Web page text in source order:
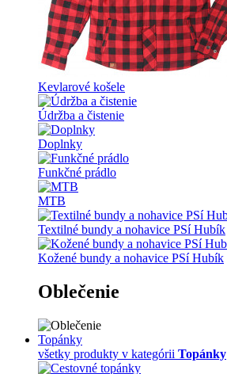
Kevlarové košele
Údržba a čistenie
Doplnky
Funkčné prádlo
MTB
Textilné bundy a nohavice PSí Hubík
Kožené bundy a nohavice PSí Hubík
Oblečenie
Topánky
všetky produkty v kategórii Topánky